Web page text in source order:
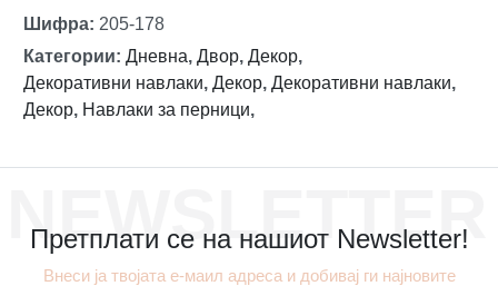
Шифра: 205-178
Категории: Дневна, Двор, Декор,
Декоративни навлаки, Декор, Декоративни навлаки,
Декор, Навлаки за перници,
NEWSLETTER
Претплати се на нашиот Newsletter!
Внеси ја твојата е-маил адреса и добивај ги најновите